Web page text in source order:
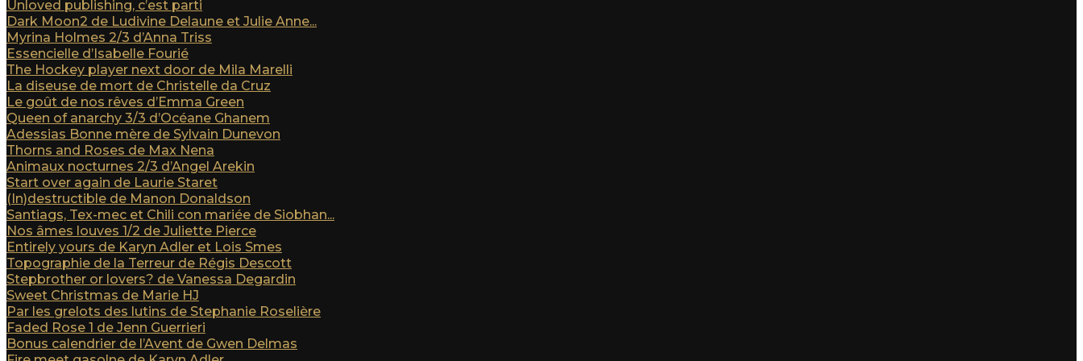
Unloved publishing, c’est parti
Dark Moon2 de Ludivine Delaune et Julie Anne...
Myrina Holmes 2/3 d’Anna Triss
Essencielle d’Isabelle Fourié
The Hockey player next door de Mila Marelli
La diseuse de mort de Christelle da Cruz
Le goût de nos rêves d’Emma Green
Queen of anarchy 3/3 d’Océane Ghanem
Adessias Bonne mère de Sylvain Dunevon
Thorns and Roses de Max Nena
Animaux nocturnes 2/3 d’Angel Arekin
Start over again de Laurie Staret
(In)destructible de Manon Donaldson
Santiags, Tex-mec et Chili con mariée de Siobhan...
Nos âmes louves 1/2 de Juliette Pierce
Entirely yours de Karyn Adler et Lois Smes
Topographie de la Terreur de Régis Descott
Stepbrother or lovers? de Vanessa Degardin
Sweet Christmas de Marie HJ
Par les grelots des lutins de Stephanie Roselière
Faded Rose 1 de Jenn Guerrieri
Bonus calendrier de l’Avent de Gwen Delmas